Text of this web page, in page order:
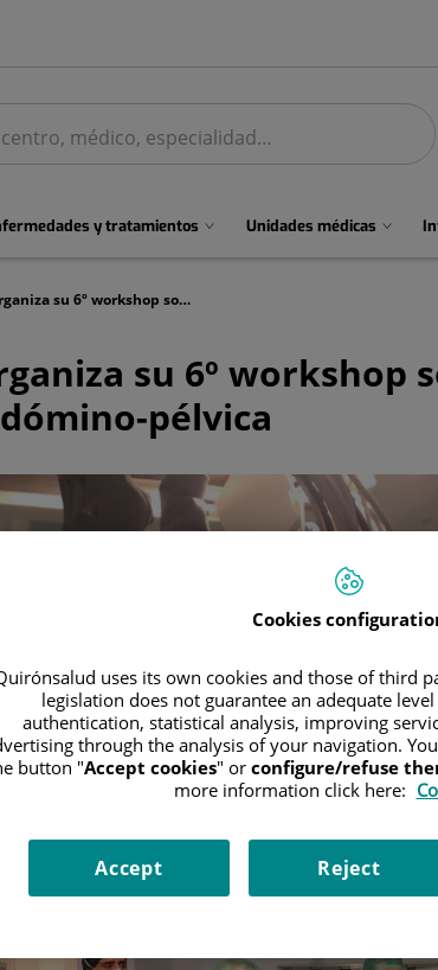
y tratamientos Unidades médicas
Quirónsalud Málaga organiza su 6º workshop sobre tratamiento endovascular de la patología venosa abdómino-pélvica
su 6º
pélvica
Cookies
uses its own cookies and those of third
legislation does not guarantee an adequate
authentication, statistical analysis, improving
through the analysis of your navigation.
button "Accept cookies" or configure/refuse
more information click here:
Reject
Accept